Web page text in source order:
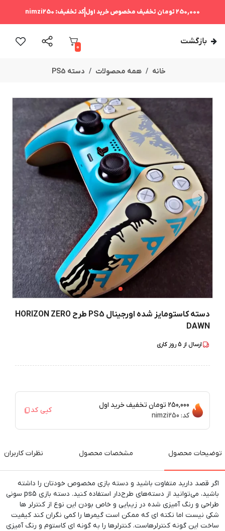
250,000 تومان تخفیف مخصوص خرید اولکد تخفیف: nimzi250
بازگشت
0
خانه همه محصولات دسته PS5
دسته کاستومایز شده اورجینال PS5 طرح HORIZON ZERO
DAWN
ارسال از 5روز کاری
250,000 تومان
تخفیف خرید اول
کد: nimzi250
کپی کد
توضیحات محصول مشخصات محصول نظرات کاربران
اگر قصد دارید متفاوت باشید و دسته بازی مخصوص خودتان را داشته
باشید، می‌توانید از دسته‌های طرح‌دار استفاده کنید. دسته بازی ps5 سونی
طراحی و رنگ آمیزی شده در زیبایی و خاص بودن این نوع از کنترلر ها
شکی نیست اما نکته ای که ممکن است گیمرها را کمی نگران کند کیفیت
ساخت این گونه کنترلرهاست. کنترلرها را به گونه ای کاستوم و رنگ آمیزی